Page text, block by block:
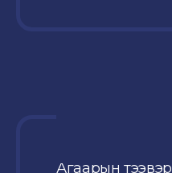
Агаарын тээвэр